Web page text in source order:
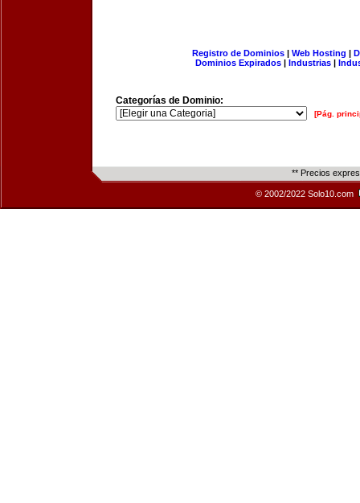
Registro de Dominios| Web Hosting |
Dominios Expirados | Industrias |
Categorías de Dominio:
[Pág.
** Precios
© 2002/2022 Solo10.com